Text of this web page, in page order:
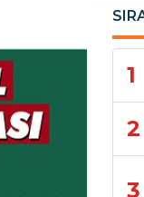
1
2
3